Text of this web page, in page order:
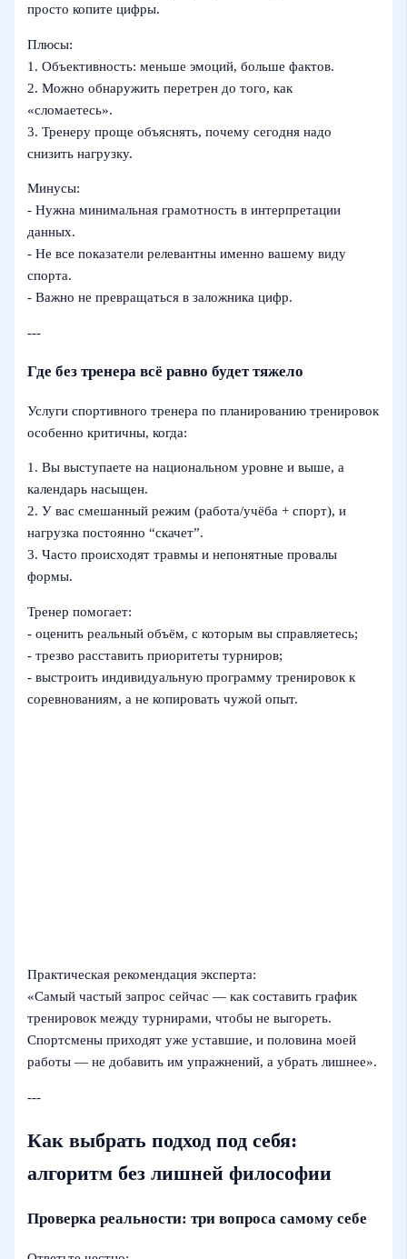
просто копите цифры.
Плюсы:
1. Объективность: меньше эмоций, больше фактов.
2. Можно обнаружить перетрен до того, как
«сломаетесь».
3. Тренеру проще объяснять, почему сегодня надо
снизить нагрузку.
Минусы:
- Нужна минимальная грамотность в интерпретации
данных.
- Не все показатели релевантны именно вашему виду
спорта.
- Важно не превращаться в заложника цифр.
---
Где без тренера всё равно будет тяжело
Услуги спортивного тренера по планированию тренировок
особенно критичны, когда:
1. Вы выступаете на национальном уровне и выше, а
календарь насыщен.
2. У вас смешанный режим (работа/учёба + спорт), и
нагрузка постоянно “скачет”.
3. Часто происходят травмы и непонятные провалы
формы.
Тренер помогает:
- оценить реальный объём, с которым вы справляетесь;
- трезво расставить приоритеты турниров;
- выстроить индивидуальную программу тренировок к
соревнованиям, а не копировать чужой опыт.
Практическая рекомендация эксперта:
«Самый частый запрос сейчас — как составить график
тренировок между турнирами, чтобы не выгореть.
Спортсмены приходят уже уставшие, и половина моей
работы — не добавить им упражнений, а убрать лишнее».
---
Как выбрать подход под себя:
алгоритм без лишней философии
Проверка реальности: три вопроса самому себе